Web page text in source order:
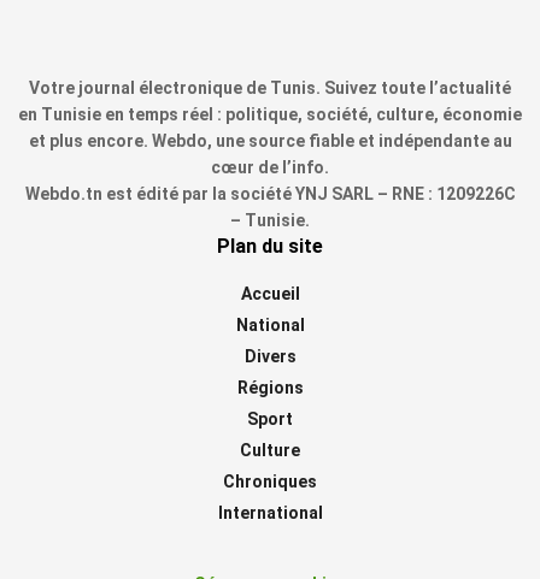
Votre journal électronique de Tunis. Suivez toute l’actualité
en Tunisie en temps réel : politique, société, culture, économie
et plus encore. Webdo, une source fiable et indépendante au
cœur de l’info.
Webdo.tn est édité par la société YNJ SARL – RNE : 1209226C
– Tunisie.
Plan du site
Accueil
National
Divers
Régions
Sport
Culture
Chroniques
International